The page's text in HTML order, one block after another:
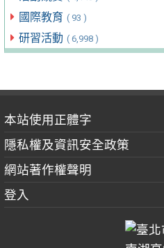
國際教育 ( 93 )
研習活動 ( 6,998 )
本站使用正體字
隱私權及資訊安全政策
網站著作權聲明
登入